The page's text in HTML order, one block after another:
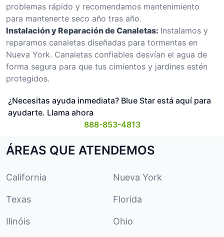
problemas rápido y recomendamos mantenimiento
para mantenerte seco año tras año.
Instalación y Reparación de Canaletas: Instalamos y
reparamos canaletas diseñadas para tormentas en
Nueva York. Canaletas confiables desvían el agua de
forma segura para que tus cimientos y jardines estén
protegidos.
¿Necesitas ayuda inmediata? Blue Star está aquí para
ayudarte. Llama ahora
888-853-4813
ÁREAS QUE ATENDEMOS
California Nueva York
Texas Florida
Ilinóis Ohio